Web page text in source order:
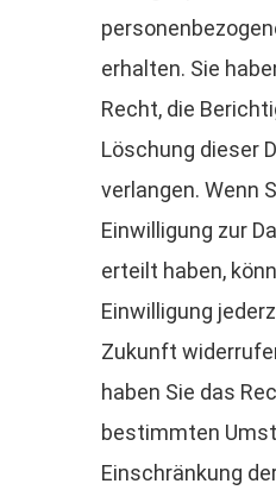
erhalten. Sie
Recht, die
Löschung dieser
verlangen. Wenn
Einwilligung zur
erteilt haben,
Einwilligung
Zukunft
haben Sie das
bestimmten
Einschränkung